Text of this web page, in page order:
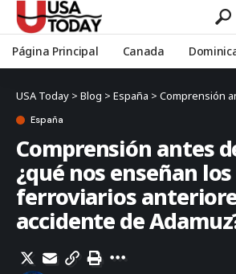
Página Principal Canada
USA Today > Blog > España > Comprensión antes del juicio: ¿qué nos
España
Comprensión antes
¿qué nos enseñan
ferroviarios
accidente de